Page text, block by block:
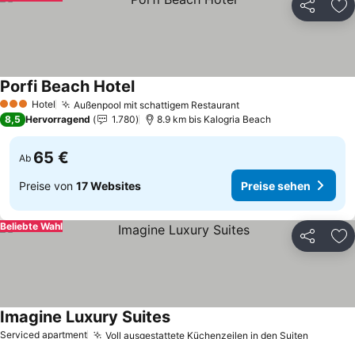
Teilen
3 SterneHotel Außenpool mit schattigem RestaurantPreise sehen
Porfi Beach HotelPreise sehen
8,5 Hervorragend 1.780 8.9 km bis Kalogria Beach
Ab 65 €
Preise von 17 Websites Preise sehen
Teilen
Beliebte Wahl
Serviced apartment Voll ausgestattete Küchenzeilen in den Suiten
Imagine Luxury SuitesPreise sehen